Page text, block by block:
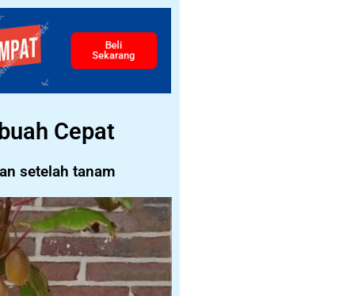
Beli
Sekarang
Cepat
setelah tanam